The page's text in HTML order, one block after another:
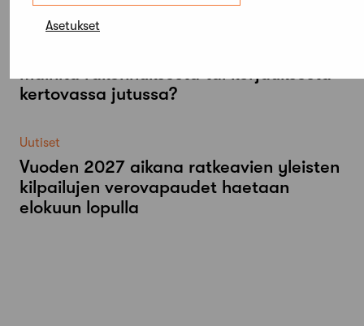
Asetukset
Uutiset
kertovassa jutussa?
Uutiset
Vuoden 2027 aikana ratkeavien yleisten
kilpailujen verovapaudet haetaan
elokuun lopulla